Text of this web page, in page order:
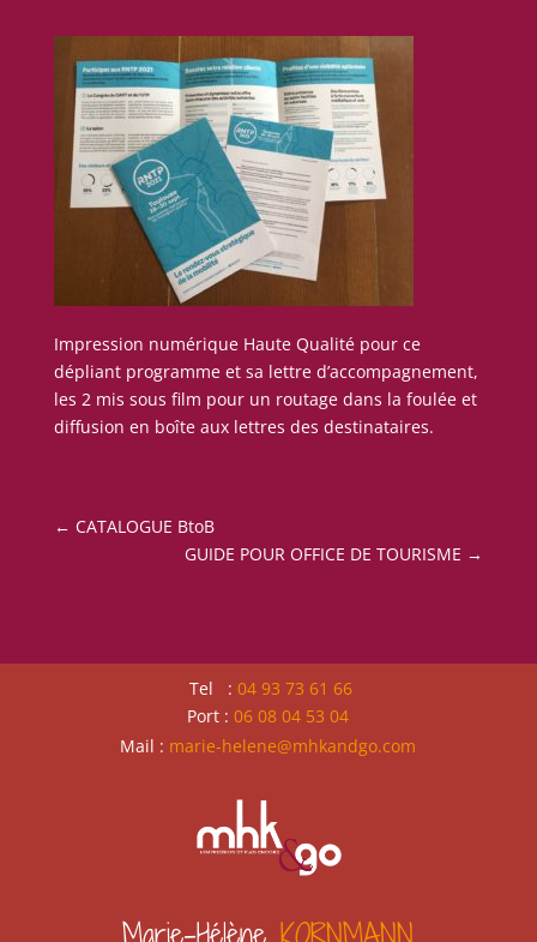
Impression numérique Haute Qualité pour ce
dépliant programme et sa lettre d’accompagnement,
les 2 mis sous film pour un routage dans la foulée et
diffusion en boîte aux lettres des destinataires.
← CATALOGUE BtoB
GUIDE POUR OFFICE DE TOURISME →
Tel : 04 93 73 61 66
Port : 06 08 04 53 04
Mail : marie-helene@mhkandgo.com